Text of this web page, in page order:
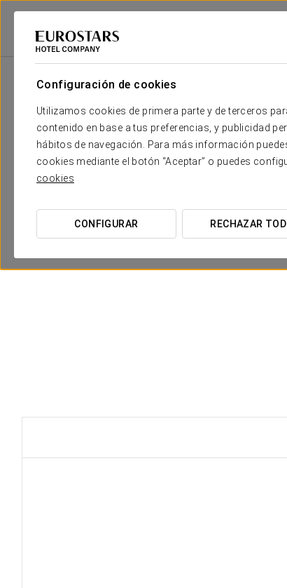
Configuración de cookies
Utilizamos cookies de primera parte y de terceros
contenido en base a tus preferencias, y publicidad
hábitos de navegación. Para más información
cookies mediante el botón “Aceptar” o puedes
cookies
CONFIGURAR RECHAZAR
Eurostars Hotel Company